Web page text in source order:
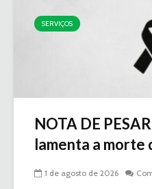
SERVIÇOS
NOTA DE
lamenta a morte
1 de agosto de 2026